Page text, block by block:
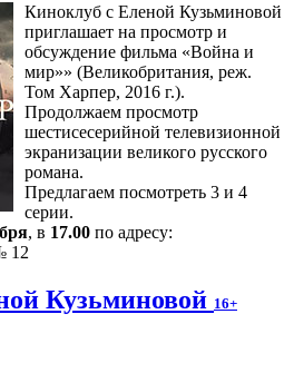
Киноклуб с Еленой Кузьминовой
приглашает на просмотр и
обсуждение фильма «Война и
мир»» (Великобритания, реж.
Том Харпер, 2016 г.).
Продолжаем просмотр
шестисесерийной телевизионной
экранизации великого русского
романа.
Предлагаем посмотреть 3 и 4
серии.
, в 17.00 по адресу:
12
Кузьминовой 16+